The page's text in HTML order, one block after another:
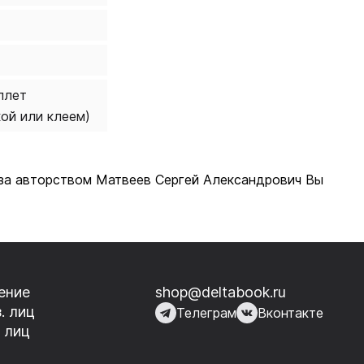
или клеем)
авторством Матвеев Сергей Александрович Вы
лиц
лиц
shop@deltabook.ru
Телеграм Вконтакте